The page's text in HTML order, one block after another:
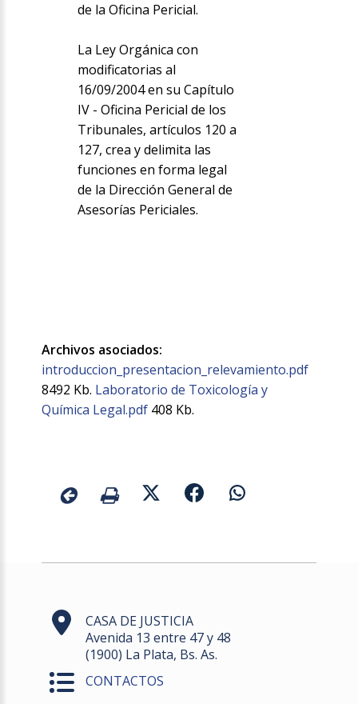
de la Oficina Pericial.
La Ley Orgánica con
modificatorias al
16/09/2004 en su Capítulo
IV - Oficina Pericial de los
Tribunales, artículos 120 a
127, crea y delimita las
funciones en forma legal
de la Dirección General de
Asesorías Periciales.
Archivos asociados:
introduccion_presentacion_relevamiento.pdf
8492 Kb. Laboratorio de Toxicología y
Química Legal.pdf 408 Kb.
CASA DE JUSTICIA
Avenida 13 entre 47 y 48
(1900) La Plata, Bs. As.
CONTACTOS